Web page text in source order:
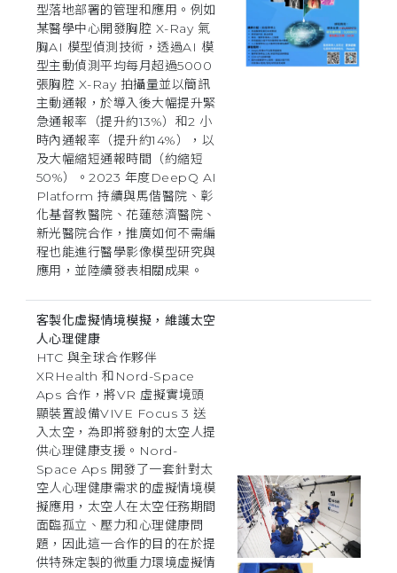
型落地部署的管理和應用。例如
某醫學中心開發胸腔 X-Ray 氣
胸AI 模型偵測技術，透過AI 模
型主動偵測平均每月超過5000
張胸腔 X-Ray 拍攝量並以簡訊
主動通報，於導入後大幅提升緊
急通報率（提升約13%）和2 小
時內通報率（提升約14%），以
及大幅縮短通報時間（約縮短
50%）。2023 年度DeepQ AI
Platform 持續與馬偕醫院、彰
化基督教醫院、花蓮慈濟醫院、
新光醫院合作，推廣如何不需編
程也能進行醫學影像模型研究與
應用，並陸續發表相關成果。
客製化虛擬情境模擬，維護太空
人心理健康
HTC 與全球合作夥伴
XRHealth 和Nord-Space
Aps 合作，將VR 虛擬實境頭
顯裝置設備VIVE Focus 3 送
入太空，為即將發射的太空人提
供心理健康支援。Nord-
Space Aps 開發了一套針對太
空人心理健康需求的虛擬情境模
擬應用，太空人在太空任務期間
面臨孤立、壓力和心理健康問
題，因此這一合作的目的在於提
供特殊定製的微重力環境虛擬情